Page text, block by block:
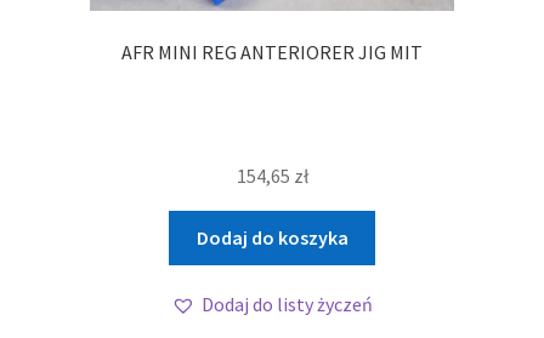
AFR MINI REG ANTERIORER JIG MIT
154,65 zł
Dodaj do koszyka
Dodaj do listy życzeń